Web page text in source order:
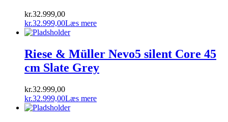
kr.32.999,00
kr.32.999,00Læs mere
Riese & Müller Nevo5 silent Core 45
cm Slate Grey
kr.32.999,00
kr.32.999,00Læs mere